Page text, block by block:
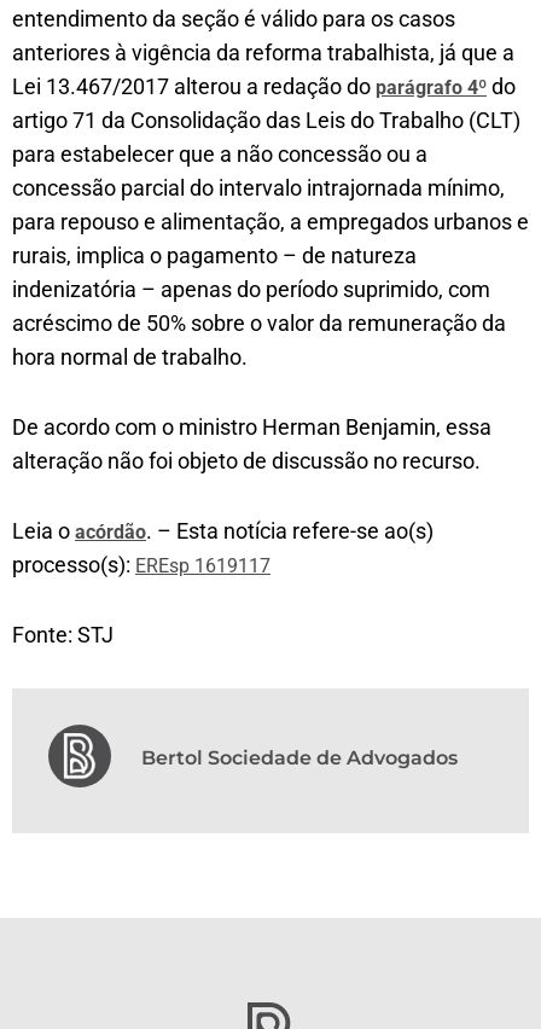
entendimento da seção é válido para os casos
anteriores à vigência da reforma trabalhista, já que a
Lei 13.467/2017 alterou a redação do parágrafo 4º do
artigo 71 da Consolidação das Leis do Trabalho (CLT)
para estabelecer que a não concessão ou a
concessão parcial do intervalo intrajornada mínimo,
para repouso e alimentação, a empregados urbanos e
rurais, implica o pagamento – de natureza
indenizatória – apenas do período suprimido, com
acréscimo de 50% sobre o valor da remuneração da
hora normal de trabalho.
De acordo com o ministro Herman Benjamin, essa
alteração não foi objeto de discussão no recurso.
Leia o acórdão. – Esta notícia refere-se ao(s)
processo(s): EREsp 1619117
Fonte: STJ
Bertol Sociedade de Advogados